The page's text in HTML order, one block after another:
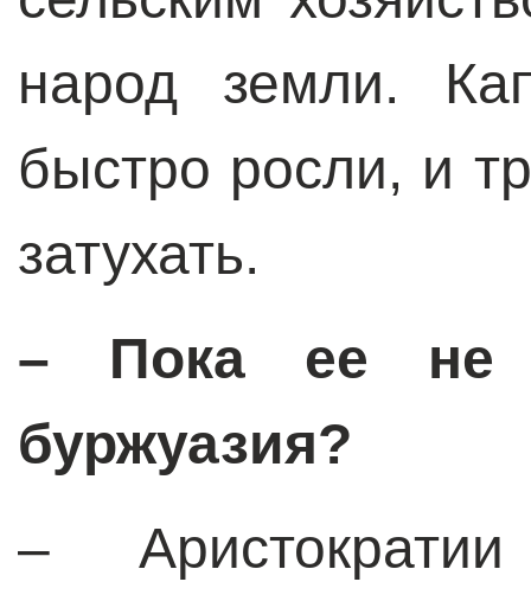
народ земли.
быстро росли, и
затухать.
– Пока ее не
буржуазия?
–